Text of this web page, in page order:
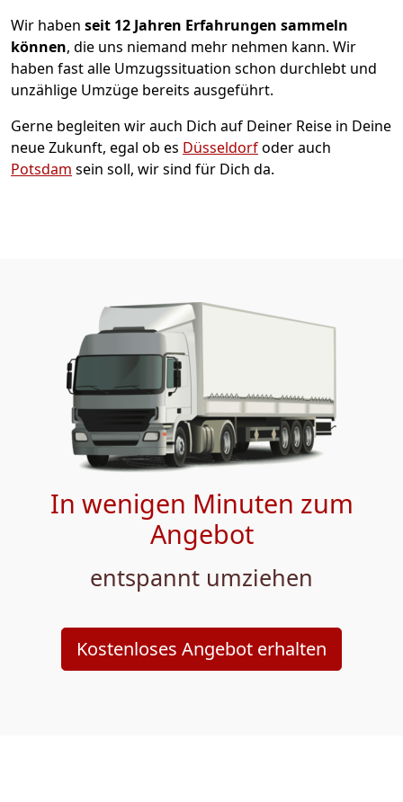
Wir haben seit 12 Jahren Erfahrungen sammeln
können, die uns niemand mehr nehmen kann. Wir
haben fast alle Umzugssituation schon durchlebt und
unzählige Umzüge bereits ausgeführt.
Gerne begleiten wir auch Dich auf Deiner Reise in Deine
neue Zukunft, egal ob es Düsseldorfoder auch
Potsdam sein soll, wir sind für Dich da.
In wenigen Minuten zum
Angebot
entspannt umziehen
Kostenloses Angebot erhalten